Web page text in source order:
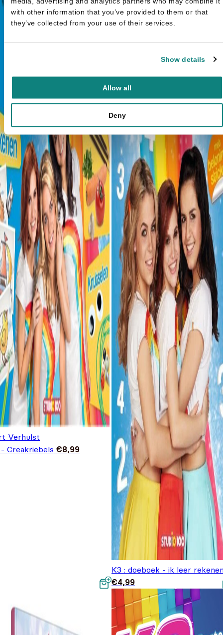
with other information that you’ve provided to them or that
they’ve collected from your use of their services.
Show details
Allow all
Deny
Verhulst
Creakriebels €8,99
K3 : doeboek - ik leer
€4,99